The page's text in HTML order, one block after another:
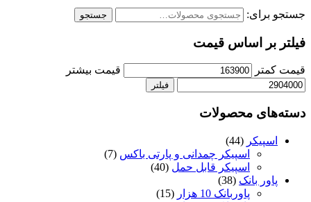
جستجو برای: جستجو
فیلتر بر اساس قیمت
قیمت کمتر قیمت بیشتر
فیلتر
دسته‌های محصولات
اسپیکر (44)
اسپیکر چمدانی و پارتی باکس (7)
اسپیکر قابل حمل (40)
پاور بانک (38)
پاوربانک 10 هزار
(15)